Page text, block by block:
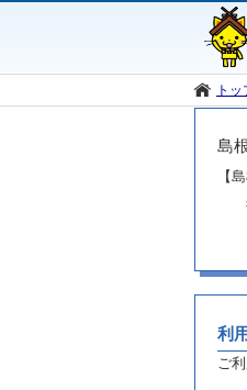
ト
島
【
担
電
利
ご